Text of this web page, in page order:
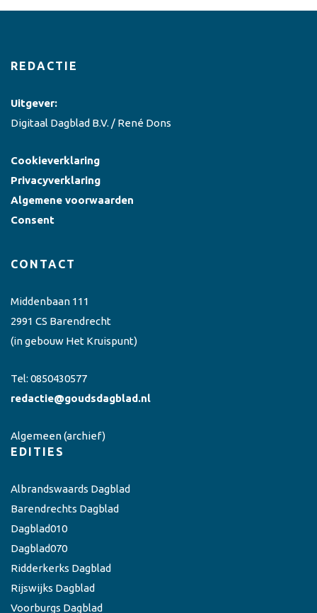
REDACTIE
Uitgever:
Digitaal Dagblad B.V. / René Dons
Cookieverklaring
Privacyverklaring
Algemene voorwaarden
Consent
CONTACT
Middenbaan 111
2991 CS Barendrecht
(in gebouw Het Kruispunt)
Tel: 0850430577
redactie@goudsdagblad.nl
Algemeen(archief)
EDITIES
Albrandswaards Dagblad
Barendrechts Dagblad
Dagblad010
Dagblad070
Ridderkerks Dagblad
Rijswijks Dagblad
Voorburgs Dagblad